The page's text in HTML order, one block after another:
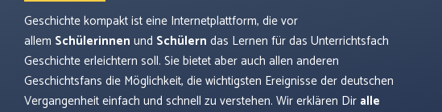
Geschichte kompakt ist eine Internetplattform, die vor
allem Schülerinnen und Schülern das Lernen für das Unterrichtsfach
Geschichte erleichtern soll. Sie bietet aber auch allen anderen
Geschichtsfans die Möglichkeit, die wichtigsten Ereignisse der deutschen
Vergangenheit einfach und schnell zu verstehen. Wir erklären Dir alle